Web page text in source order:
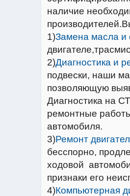
наличие
1)Замена масла и
2)Диагностика и
подвески, наши
позволяющую
Диагностика на
ремонтные
автомобиля.
3)Ремонт
бесспорно,
ходовой
признаки его
4)Компьютерная